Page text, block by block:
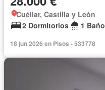
Cuéllar, Castilla y León
2 Dormitorios
1 Baño
18 jun 2026 en Pisos - 533778